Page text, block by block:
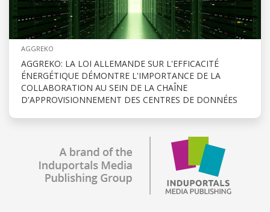
AGGREKO
AGGREKO: LA LOI ALLEMANDE SUR L'EFFICACITÉ
ÉNERGÉTIQUE DÉMONTRE L'IMPORTANCE DE LA
COLLABORATION AU SEIN DE LA CHAÎNE
D'APPROVISIONNEMENT DES CENTRES DE DONNÉES